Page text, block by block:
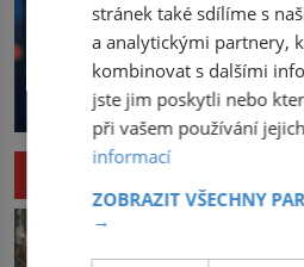
stránek také sdílíme s
a analytickými partnery,
kombinovat s dalšími
jste jim poskytli nebo
při vašem používání
informací
ZOBRAZIT VŠECHNY
→